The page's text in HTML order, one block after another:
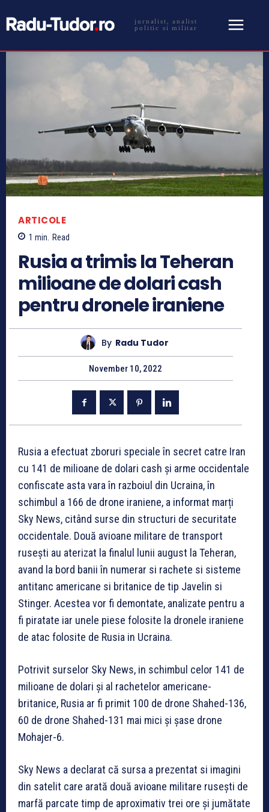
jurnalist, analist
politic si militar
ARTICOLE
1 min. Read
Rusia a trimis la Teheran
milioane de dolari cash
pentru dronele iraniene
By Radu Tudor
November 10, 2022
Rusia a efectuat zboruri speciale în secret catre Iran
cu 141 de milioane de dolari cash și arme occidentale
confiscate asta vara în razboiul din Ucraina, în
schimbul a 166 de drone iraniene, a informat marți
Sky News, citând surse din structuri de securitate
occidentale. Două avioane militare de transport
rusești au aterizat la finalul lunii august la Teheran,
avand la bord banii în numerar si rachete si sisteme
antitanc americane si britanice de tip Javelin si
Stinger. Acestea vor fi demontate, analizate pentru a
fi piratate iar unele piese folosite la dronele iraniene
de atac folosite de Rusia in Ucraina.
Potrivit surselor Sky News, in schimbul celor 141 de
milioane de dolari și al rachetelor americane-
britanice, Rusia ar fi primit 100 de drone Shahed-136,
60 de drone Shahed-131 mai mici și șase drone
Mohajer-6.
Sky News a declarat că sursa a prezentat si imagini
din satelit care arată două avioane militare rusești de
marfă parcate timp de aproximativ trei ore și jumătate